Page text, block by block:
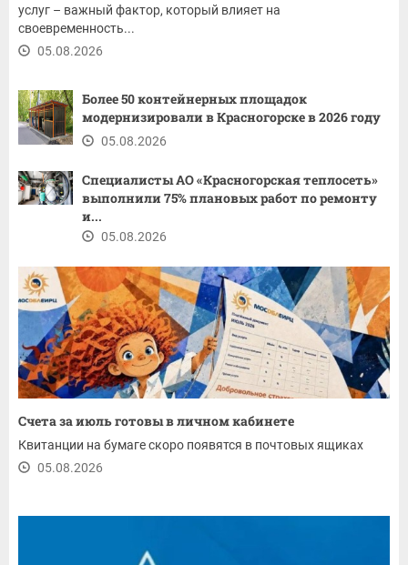
услуг – важный фактор, который влияет на
своевременность...
05.08.2026
Более 50 контейнерных площадок
модернизировали в Красногорске в 2026 году
05.08.2026
Специалисты АО «Красногорская теплосеть»
выполнили 75% плановых работ по ремонту
и...
05.08.2026
Счета за июль готовы в личном кабинете
Квитанции на бумаге скоро появятся в почтовых ящиках
05.08.2026